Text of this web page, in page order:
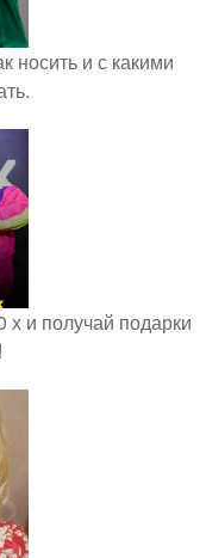
носить и с какими
х и получай подарки